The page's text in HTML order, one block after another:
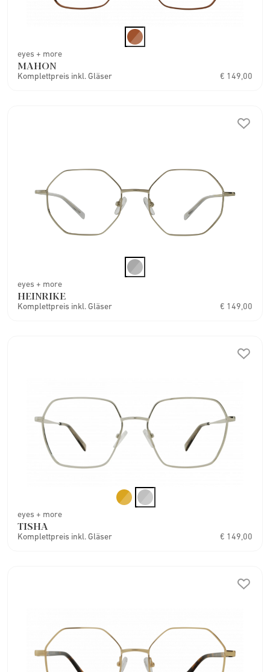
eyes + more
MAHON
Komplettpreis inkl. Gläser € 149,00
eyes + more
HEINRIKE
Komplettpreis inkl. Gläser € 149,00
eyes + more
TISHA
Komplettpreis inkl. Gläser € 149,00